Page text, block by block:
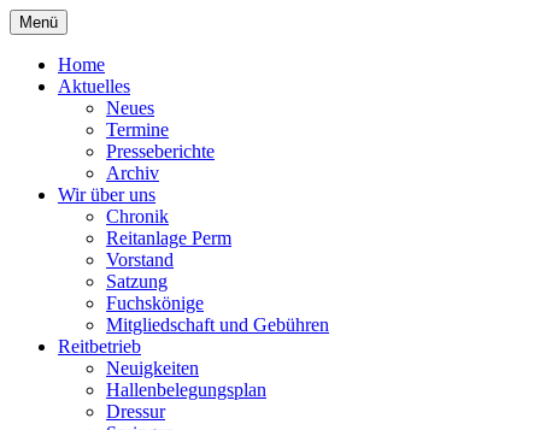
Zum
Inhalt
springen
Reiterverein Laggenbeck
Menü
Home
Aktuelles
Neues
Termine
Presseberichte
Archiv
Wir über uns
Chronik
Reitanlage Perm
Vorstand
Satzung
Fuchskönige
Mitgliedschaft und Gebühren
Reitbetrieb
Neuigkeiten
Hallenbelegungsplan
Dressur